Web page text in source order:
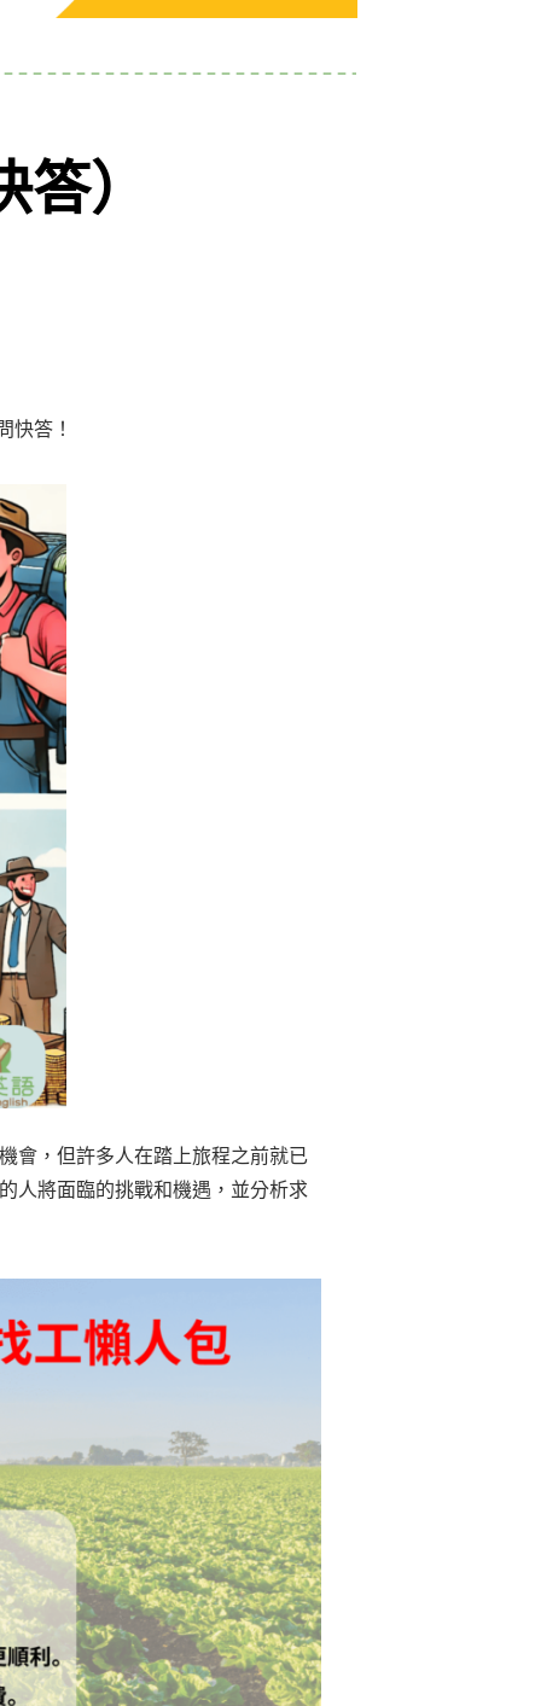
）
快答！
會，但許多人在踏上旅程之前就已
人將面臨的挑戰和機遇，並分析求